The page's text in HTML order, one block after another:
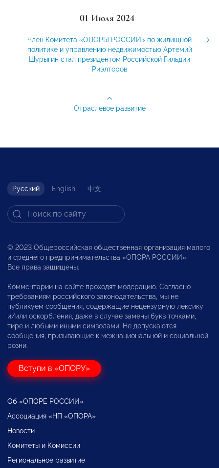
01 Июля 2024
Член Комитета «ОПОРЫ РОССИИ» по жилищной
политике и управлению недвижимостью Артемий
Шурыгин стал президентом Российской Гильдии
Риэлторов
Отраслевое развитие
Русский English 中文
© 2023 Общероссийская общественная организация малого
и среднего предпринимательства «ОПОРА РОССИИ».
Все права защищены.
Комментарии на сайте проходят модерацию. Согласно
требованиям российского законодательства, мы не
публикуем сообщения, содержащие нецензурную лексику
и/или оскорбления, даже в случае замены букв точками,
тире и любыми иными символами. Не допускаются
сообщения, призывающие к межнациональной и социальной
розни.
Вступи в «ОПОРУ»
Об «ОПОРЕ РОССИИ»
Ассоциация «НП «ОПОРА»
Новости
Комитеты и Комиссии
Региональное развитие